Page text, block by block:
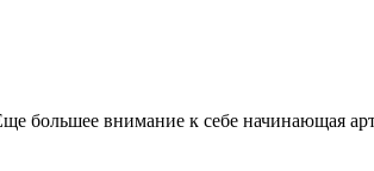
большее внимание к себе начинающая